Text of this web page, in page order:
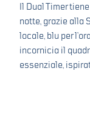
Il Dual Timer
notte, grazie alla
locale, blu per
incornicia il
essenziale,